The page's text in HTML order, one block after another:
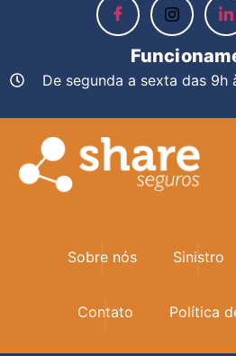
De segunda a sexta das 9h
Sobre nós Sinistro
Contato Política